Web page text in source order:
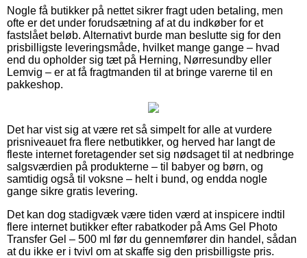
Nogle få butikker på nettet sikrer fragt uden betaling, men
ofte er det under forudsætning af at du indkøber for et
fastslået beløb. Alternativt burde man beslutte sig for den
prisbilligste leveringsmåde, hvilket mange gange – hvad
end du opholder sig tæt på Herning, Nørresundby eller
Lemvig – er at få fragtmanden til at bringe varerne til en
pakkeshop.
Det har vist sig at være ret så simpelt for alle at vurdere
prisniveauet fra flere netbutikker, og herved har langt de
fleste internet foretagender set sig nødsaget til at nedbringe
salgsværdien på produkterne – til babyer og børn, og
samtidig også til voksne – helt i bund, og endda nogle
gange sikre gratis levering.
Det kan dog stadigvæk være tiden værd at inspicere indtil
flere internet butikker efter rabatkoder på Ams Gel Photo
Transfer Gel – 500 ml før du gennemfører din handel, sådan
at du ikke er i tvivl om at skaffe sig den prisbilligste pris.